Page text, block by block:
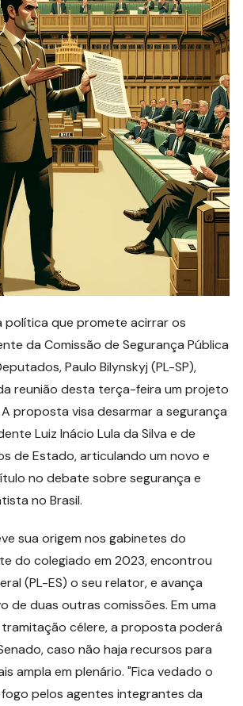
política que promete acirrar os
da Comissão de Segurança Pública
Paulo Bilynskyj (PL-SP),
reunião desta terça-feira um projeto
proposta visa desarmar a segurança
Luiz Inácio Lula da Silva e de
de Estado, articulando um novo e
no debate sobre segurança e
no Brasil.
sua origem nos gabinetes do
do colegiado em 2023, encontrou
(PL-ES) o seu relator, e avança
de duas outras comissões. Em uma
célere, a proposta poderá
caso não haja recursos para
ampla em plenário. "Fica vedado o
pelos agentes integrantes da